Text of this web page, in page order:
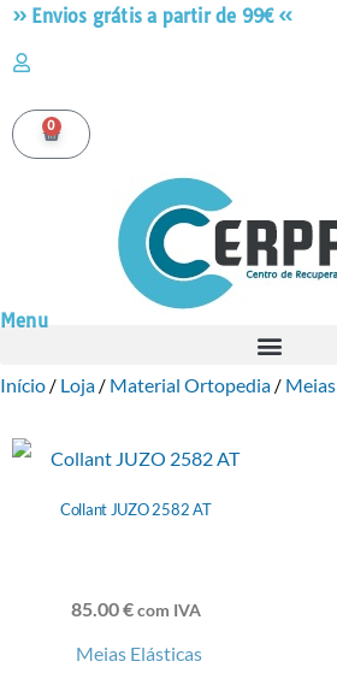
» Envios grátis a partir de 99€ «
0
Menu
Início/ Loja/ Material Ortopedia/ Meias
Collant JUZO 2582 AT
85.00€ com IVA
Meias Elásticas